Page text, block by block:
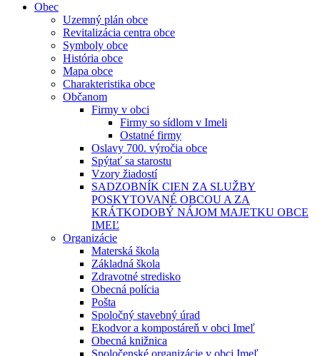
Obec
Uzemný plán obce
Revitalizácia centra obce
Symboly obce
História obce
Mapa obce
Charakteristika obce
Občanom
Firmy v obci
Firmy so sídlom v Imeli
Ostatné firmy
Oslavy 700. výročia obce
Spýtať sa starostu
Vzory žiadostí
SADZOBNÍK CIEN ZA SLUŽBY
POSKYTOVANÉ OBCOU A ZA
KRÁTKODOBÝ NÁJOM MAJETKU OBCE
IMEĽ
Organizácie
Materská škola
Základná škola
Zdravotné stredisko
Obecná polícia
Pošta
Spoločný stavebný úrad
Ekodvor a kompostáreň v obci Imeľ
Obecná knižnica
Spoločenské organizácie v obci Imeľ